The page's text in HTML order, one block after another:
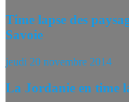
Time lapse des
Savoie
jeudi 20 novembre 2014
La Jordanie en time